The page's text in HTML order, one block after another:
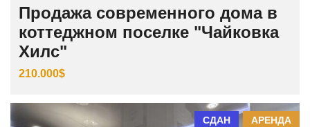
Продажа современного дома в
коттеджном поселке "Чайковка
Хилс"
210.000$
АРЕНДА
СДАН